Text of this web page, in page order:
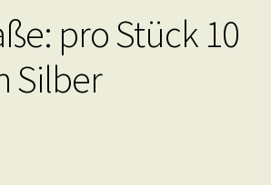
pro Stück 10
Silber